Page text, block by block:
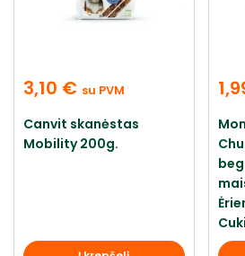
3,10 € su PVM
Canvit skanėstas
Mobility 200g.